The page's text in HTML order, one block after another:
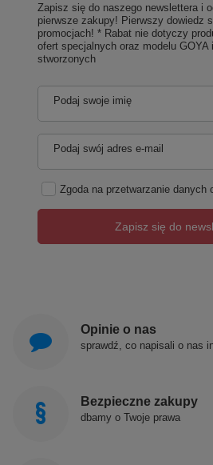
Zapisz się do naszego newslettera i
pierwsze zakupy! Pierwszy dowiedz
promocjach! * Rabat nie dotyczy
ofert specjalnych oraz modelu GOYA
stworzonych
Podaj swoje imię
Podaj swój adres e-mail
Zgoda na przetwarzanie danych
Zapisz się do
Opinie o nas
sprawdź, co napisali o nas
Bezpieczne zakupy
dbamy o Twoje prawa